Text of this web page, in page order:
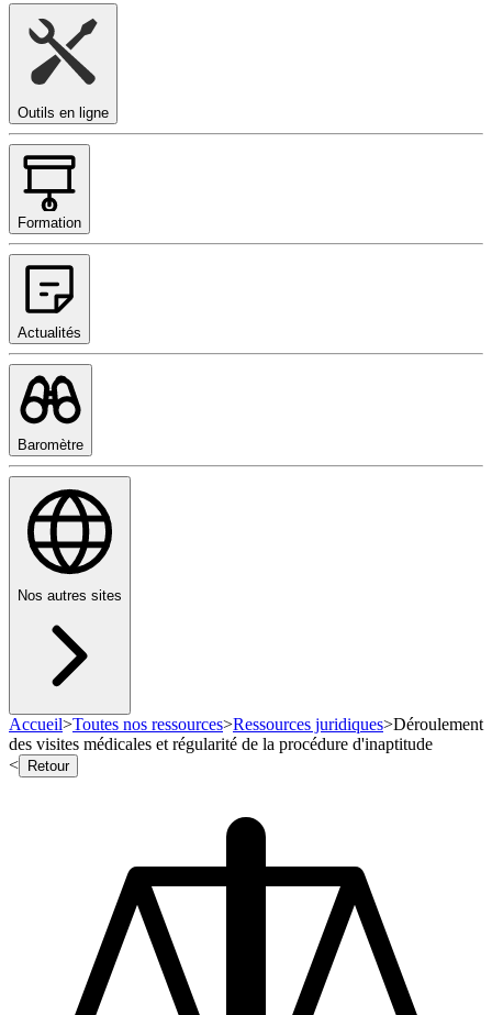
Outils en ligne
Formation
Actualités
Baromètre
Nos autres sites
Accueil>Toutes nos ressources>Ressources juridiques>Déroulement
des visites médicales et régularité de la procédure d'inaptitude
<
Retour